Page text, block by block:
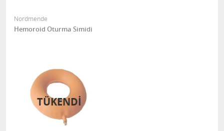
Nordmende
Hemoroid Oturma Simidi
TÜKENDİ